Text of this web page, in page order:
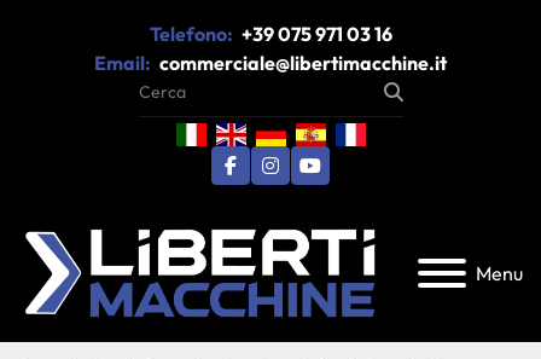
Telefono: +39 075 971 03 16
Email: commerciale@libertimacchine.it
facebook
instagram
youtube
Menu